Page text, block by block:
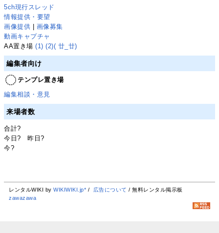
5ch現行スレッド
情報提供・要望
画像提供 | 画像募集
動画キャプチャ
AA置き場(1) (2)( 廿_廿)
編集者向け
テンプレ置き場
編集相談・意見
来場者数
合計?
今日? 昨日?
今?
レンタルWIKI byWIKIWIKI.jp* / 広告について / 無料レンタル掲示板
zawazawa